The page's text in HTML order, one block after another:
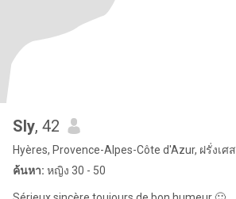
Sly, 42
Hyères, Provence-Alpes-Côte d'Azur, ฝรั่งเศส
ค้นหา: หญิง 30 - 50